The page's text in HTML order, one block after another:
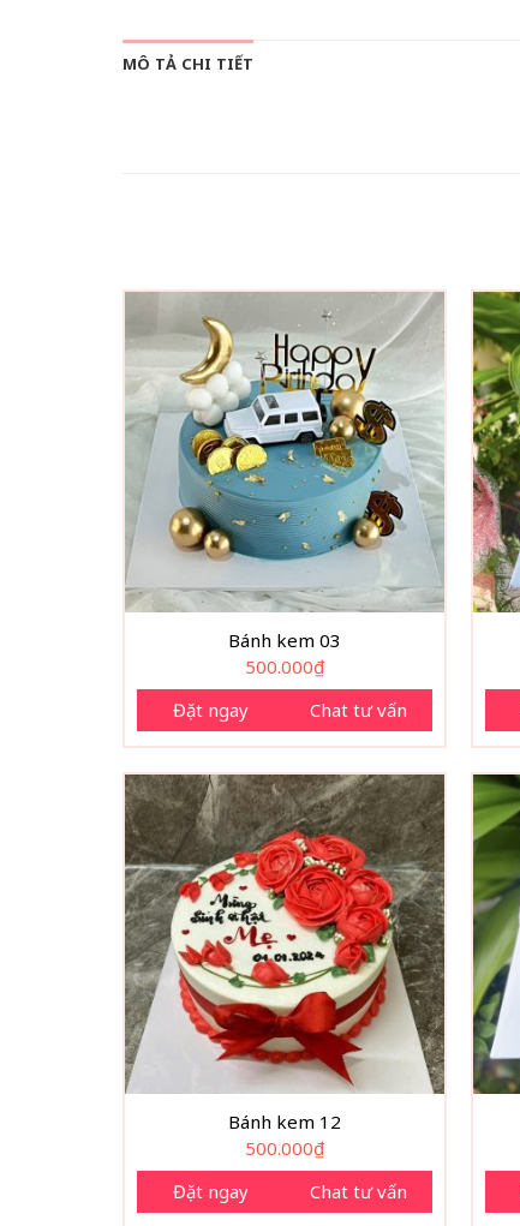
MÔ TẢ CHI TIẾT
Bánh kem 03
500.000₫
Đặt ngay
Chat tư vấn
Bánh kem 12
500.000₫
Đặt ngay
Chat tư vấn